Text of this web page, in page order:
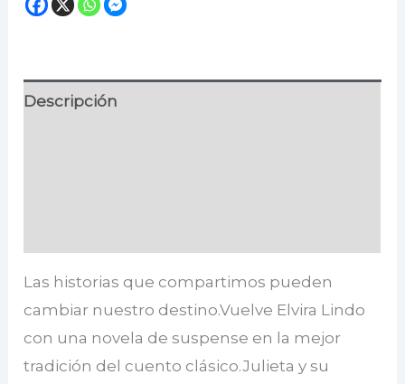
Descripción
Las historias que compartimos pueden
cambiar nuestro destino.Vuelve Elvira Lindo
con una novela de suspense en la mejor
tradición del cuento clásico.Julieta y su